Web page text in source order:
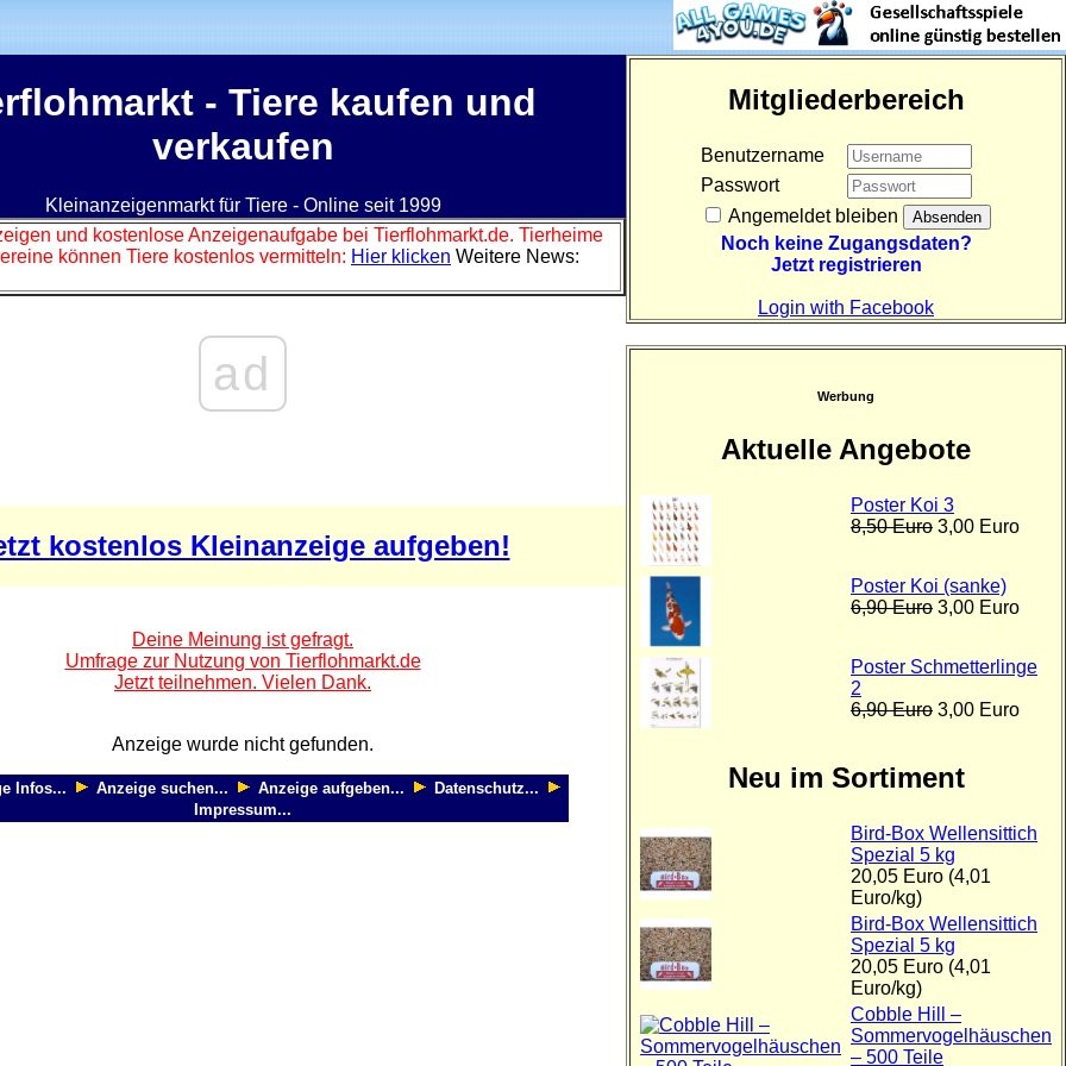
- Tiere kaufen und
verkaufen
Kleinanzeigenmarkt für Tiere - Online seit 1999
und kostenlose Anzeigenaufgabe bei Tierflohmarkt.de. Tierheime
können Tiere kostenlos vermitteln: Hier klicken Weitere News:
ad
kostenlos Kleinanzeige aufgeben!
Deine Meinung ist gefragt.
Umfrage zur Nutzung von Tierflohmarkt.de
Jetzt teilnehmen. Vielen Dank.
Anzeige wurde nicht gefunden.
Infos... Anzeige suchen... Anzeige aufgeben...
Datenschutz...
Impressum...
Mitgliederbereich
Benutzername
Passwort
Angemeldet bleiben
Noch keine Zugangsdaten?
Jetzt registrieren
Login with Facebook
Werbung
Aktuelle Angebote
Poster Koi 3
8,50 Euro 3,00 Euro
Poster Koi (sanke)
6,90 Euro 3,00 Euro
Poster Schmetterlinge
2
6,90 Euro 3,00 Euro
Neu im Sortiment
Bird-Box Wellensittich
Spezial 5 kg
20,05 Euro (4,01
Euro/kg)
Bird-Box Wellensittich
Spezial 5 kg
20,05 Euro (4,01
Euro/kg)
Cobble Hill –
Sommervogelhäuschen
– 500 Teile